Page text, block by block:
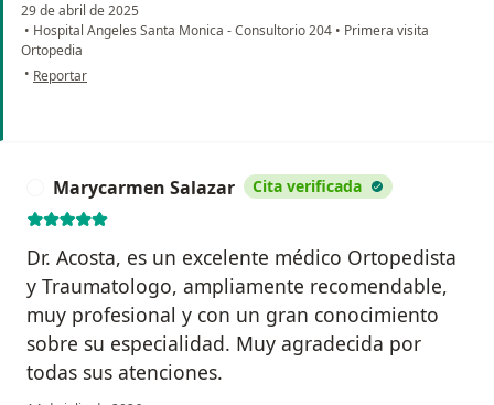
29 de abril de 2025
• Hospital Angeles Santa Monica - Consultorio 204 • Primera visita
Ortopedia
• en opinión del usuario María Arguello
Reportar
Marycarmen Salazar Cita verificada
Dr. Acosta, es un excelente médico Ortopedista
y Traumatologo, ampliamente recomendable,
muy profesional y con un gran conocimiento
sobre su especialidad. Muy agradecida por
todas sus atenciones.